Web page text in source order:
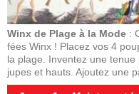
Winx de Plage à la Mode :
fées Winx ! Placez vos 4
la plage. Inventez une
jupes et hauts. Ajoutez une